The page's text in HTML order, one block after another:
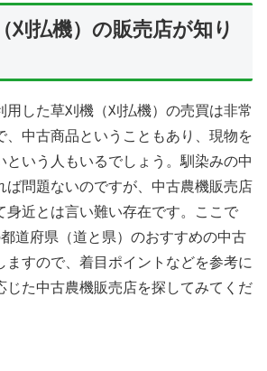
刈払機）の販売店が知り
用した草刈機（刈払機）の売買は非常
、中古商品ということもあり、現物を
という人もいるでしょう。馴染みの中
ば問題ないのですが、中古農機販売店
身近とは言い難い存在です。ここで
道府県（道と県）のおすすめの中古
ますので、着目ポイントなどを参考に
じた中古農機販売店を探してみてくだ